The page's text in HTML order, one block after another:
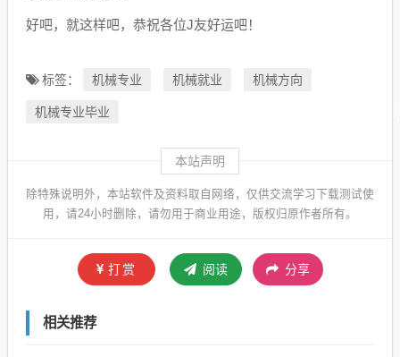
好吧，就这样吧，恭祝各位J友好运吧！
标签： 机械专业 机械就业
机械方向
机械专业毕业
本站声明
除特殊说明外，本站软件及资料取自网络，仅供交流学习下载测试使
用，请24小时删除，请勿用于商业用途，版权归原作者所有。
打赏 阅读 分享
相关推荐